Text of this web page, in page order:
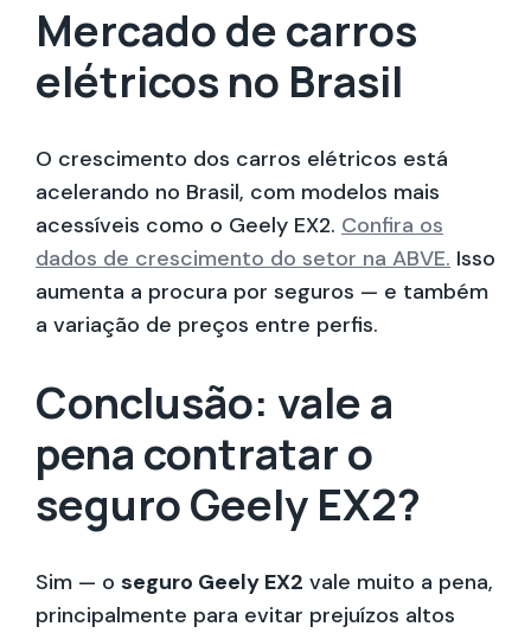
Mercado de carros
elétricos no Brasil
O crescimento dos carros elétricos está
acelerando no Brasil, com modelos mais
acessíveis como o Geely EX2. Confira os
dados de crescimento do setor na ABVE. Isso
aumenta a procura por seguros — e também
a variação de preços entre perfis.
Conclusão: vale a
pena contratar o
seguro Geely EX2?
Sim — o seguro Geely EX2 vale muito a pena,
principalmente para evitar prejuízos altos